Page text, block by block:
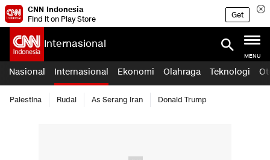
CNN Indonesia
Find it on Play Store
Get
Internasional
MENU
Nasional Internasional Ekonomi Olahraga Teknologi
Palestina Rudal As Serang Iran Donald Trump